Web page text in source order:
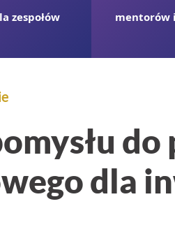
zespołów mentorów
dla